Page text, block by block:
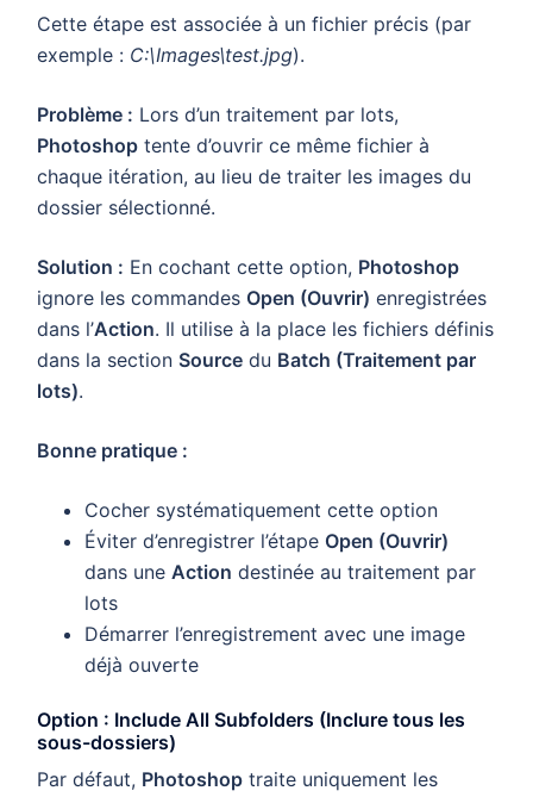
Cette étape est associée à un fichier précis (par
exemple : C:\Images\test.jpg).
Problème : Lors d’un traitement par lots,
Photoshop tente d’ouvrir ce même fichier à
chaque itération, au lieu de traiter les images du
dossier sélectionné.
Solution : En cochant cette option, Photoshop
ignore les commandes Open (Ouvrir) enregistrées
dans l’Action. Il utilise à la place les fichiers définis
dans la section Source du Batch (Traitement par
lots).
Bonne pratique :
Cocher systématiquement cette option
Éviter d’enregistrer l’étape Open (Ouvrir)
dans une Action destinée au traitement par
lots
Démarrer l’enregistrement avec une image
déjà ouverte
Option : Include All Subfolders (Inclure tous les
sous-dossiers)
Par défaut, Photoshop traite uniquement les